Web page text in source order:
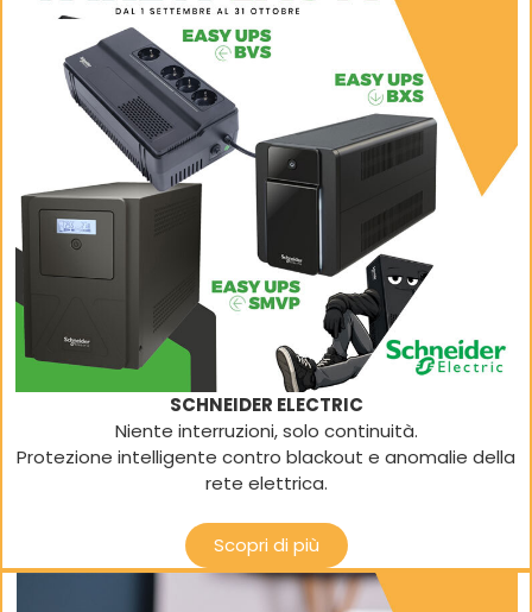
SCHNEIDER ELECTRIC
Niente interruzioni, solo continuità.
Protezione intelligente contro blackout e anomalie della
rete elettrica.
Scopri di più